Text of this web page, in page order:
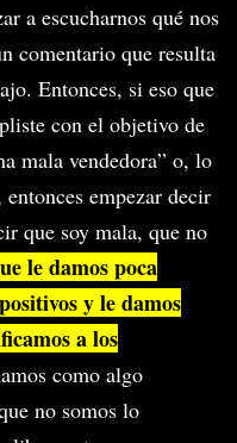
a escucharnos qué nos
comentario que resulta
Entonces, si eso que
con el objetivo de
mala vendedora” o, lo
empezar decir
que soy mala, que no
le damos poca
y le damos
a los
como algo
no somos lo